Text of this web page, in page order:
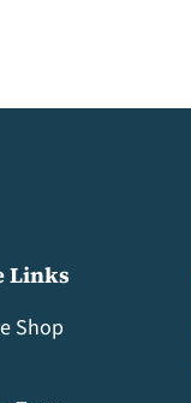
Links
Shop